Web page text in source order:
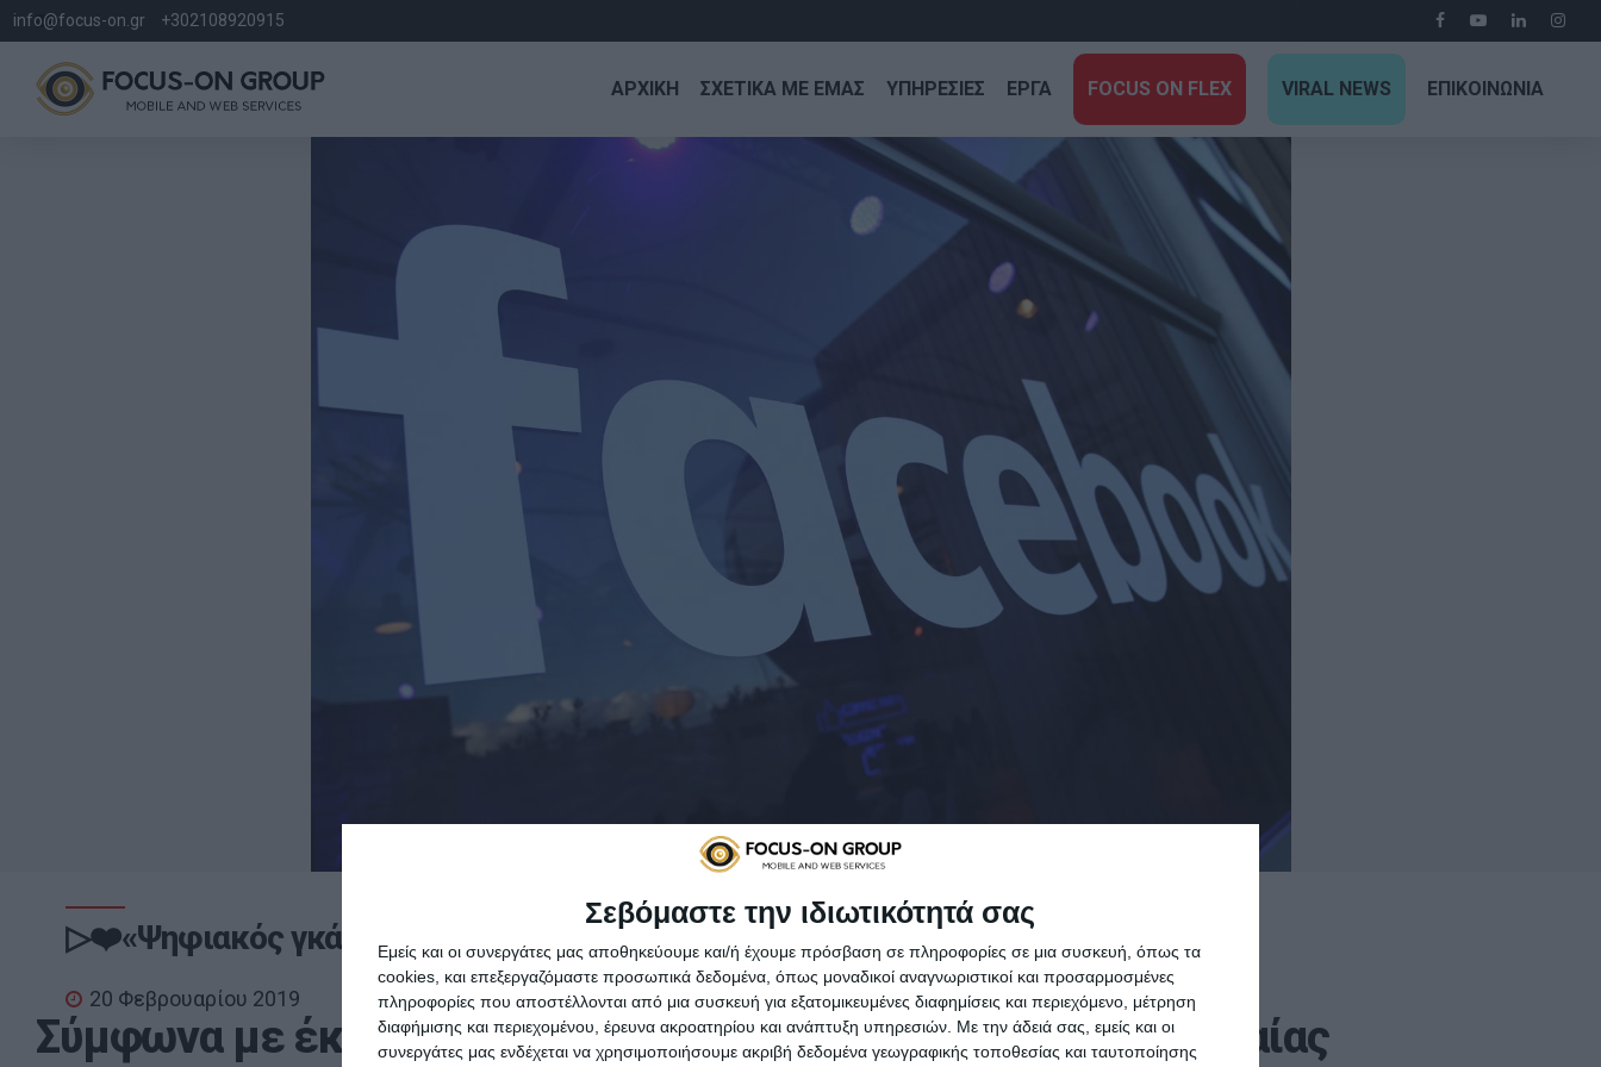
Σεβόμαστε την ιδιωτικότητά σας
Εμείς και οι συνεργάτες μας αποθηκεύουμε και/ή έχουμε πρόσβαση σε πληροφορίες σε μια συσκευή, όπως τα
cookies, και επεξεργαζόμαστε προσωπικά δεδομένα, όπως μοναδικοί αναγνωριστικοί και προσαρμοσμένες
πληροφορίες που αποστέλλονται από μια συσκευή για εξατομικευμένες διαφημίσεις και περιεχόμενο, μέτρηση
διαφήμισης και περιεχομένου, έρευνα ακροατηρίου και ανάπτυξη υπηρεσιών. Με την άδειά σας, εμείς και οι
συνεργάτες μας ενδέχεται να χρησιμοποιήσουμε ακριβή δεδομένα γεωγραφικής τοποθεσίας και ταυτοποίησης
info@focus-on.gr +302108920915
ΑΡΧΙΚΗ ΣΧΕΤΙΚΑ ΜΕ ΕΜΑΣ ΥΠΗΡΕΣΙΕΣ ΕΡΓΑ FOCUS ON FLEX VIRAL NEWS ΕΠΙΚΟΙΝΩΝΙΑ
▷❤️«Ψηφιακός γκάνγκστερ» το Facebook
20 Φεβρουαρίου 2019
Σύμφωνα με έκθεση κοινοβουλευτικής επιτροπής της Βρετναίας